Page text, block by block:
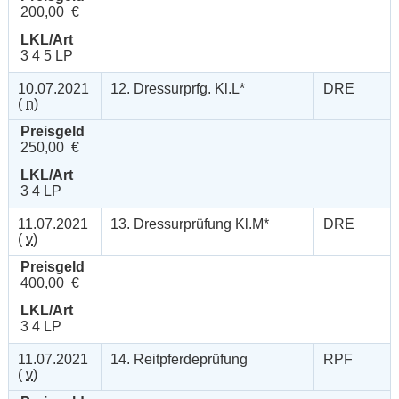
200,00 €
LKL/Art
3 4 5 LP
10.07.2021
( n)
12. Dressurprfg. Kl.L* DRE
Preisgeld
250,00 €
LKL/Art
3 4 LP
11.07.2021
( v)
13. Dressurprüfung Kl.M* DRE
Preisgeld
400,00 €
LKL/Art
3 4 LP
11.07.2021
( v)
14. Reitpferdeprüfung RPF